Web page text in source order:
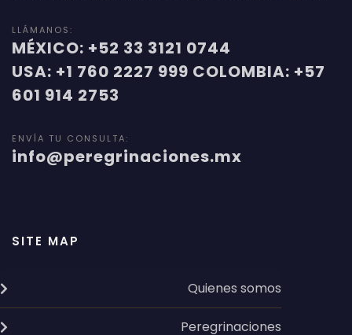
LLÁMANOS:
MÉXICO: +52 33 3121 0744
USA: +1 760 2227 999 COLOMBIA: +57
601 914 2753
ENVÍA TU CONSULTA:
info@peregrinaciones.mx
SITE MAP
Quienes somos
Peregrinaciones